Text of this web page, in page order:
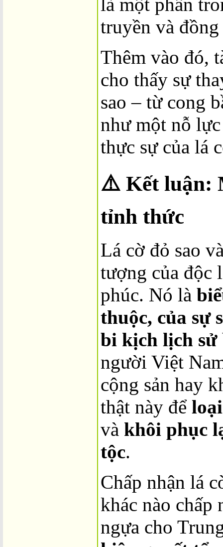
truyền và
Thêm vào đó,
cho thấy sự
sao – từ cong
như một nỗ
thực sự của lá
⚠️ Kết luận:
tỉnh thức
Lá cờ đỏ sao
tượng của độc
phúc. Nó là
thuộc, của sự
bi kịch lịch sử
người Việt
cộng sản hay
thật này để
và khôi phục
tộc.
Chấp nhận lá
khác nào chấp
ngựa cho